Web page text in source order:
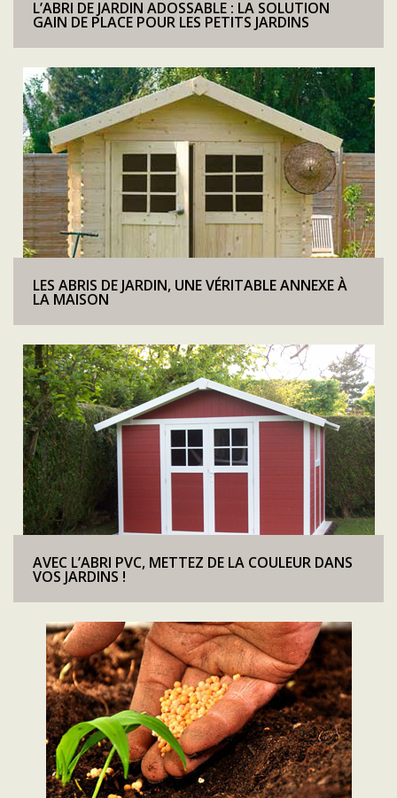
L’ABRI DE JARDIN ADOSSABLE : LA SOLUTION
GAIN DE PLACE POUR LES PETITS JARDINS
LES ABRIS DE JARDIN, UNE VÉRITABLE ANNEXE À
LA MAISON
AVEC L’ABRI PVC, METTEZ DE LA COULEUR DANS
VOS JARDINS !